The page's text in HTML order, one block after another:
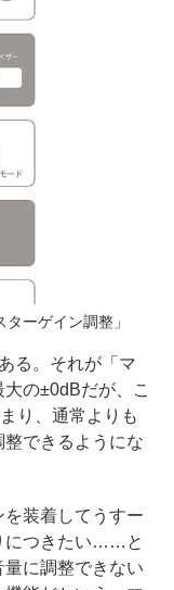
ーゲイン調整」
る。それが「マ
の±0dBだが、こ
り、通常よりも
できるようにな
装着してうすー
につきたい……と
に調整できない